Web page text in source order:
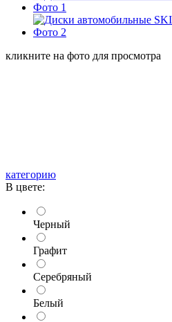
кликните на фото для просмотра
категорию
В цвете:
Черный
Графит
Серебряный
Белый